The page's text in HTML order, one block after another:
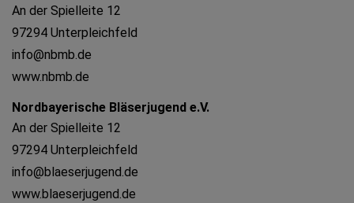
An der Spielleite 12
97294 Unterpleichfeld
info@nbmb.de
www.nbmb.de
Nordbayerische Bläserjugend e.V.
An der Spielleite 12
97294 Unterpleichfeld
info@blaeserjugend.de
www.blaeserjugend.de